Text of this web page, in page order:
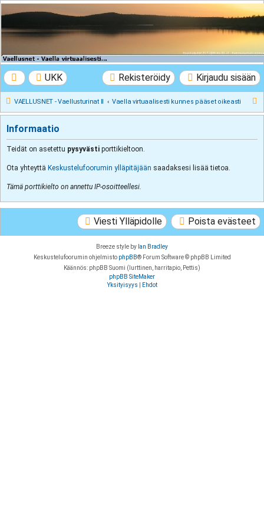
VAELLUSNET -
Vaellusturinat II
UKK Kirjaudu sisään
Rekisteröidy
VAELLUSNET - Vaellusturinat II Vaella virtuaalisesti kunnes pääset oikeasti
t
Informaatio
Teidät on asetettu pysyvästi porttikieltoon.
Ota yhteyttä Keskustelufoorumin ylläpitäjään saadaksesi lisää tietoa.
Tämä porttikielto on annettu IP-osoitteellesi.
Poista evästeet
Viesti Ylläpidolle
Breeze style by Ian Bradley
Keskustelufoorumin ohjelmisto phpBB® Forum Software © phpBB Limited
Käännös: phpBB Suomi (lurttinen, harritapio, Pettis)
phpBB SiteMaker
Yksityisyys
Ehdot